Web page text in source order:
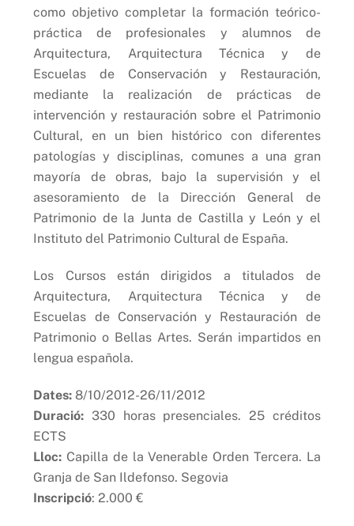
como objetivo completar la formación teórico-
práctica de profesionales y alumnos de
Arquitectura, Arquitectura Técnica y de
Escuelas de Conservación y Restauración,
mediante la realización de prácticas de
intervención y restauración sobre el Patrimonio
Cultural, en un bien histórico con diferentes
patologías y disciplinas, comunes a una gran
mayoría de obras, bajo la supervisión y el
asesoramiento de la Dirección General de
Patrimonio de la Junta de Castilla y León y el
Instituto del Patrimonio Cultural de España.
Los Cursos están dirigidos a titulados de
Arquitectura, Arquitectura Técnica y de
Escuelas de Conservación y Restauración de
Patrimonio o Bellas Artes. Serán impartidos en
lengua española.
Dates:8/10/2012-26/11/2012
Duració: 330 horas presenciales. 25 créditos
ECTS
Lloc: Capilla de la Venerable Orden Tercera. La
Granja de San Ildefonso. Segovia
Inscripció: 2.000 €